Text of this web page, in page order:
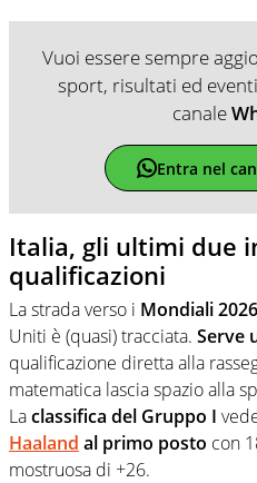
Vuoi essere sempre
sport, risultati ed
canale
Entra nel
Italia, gli ultimi due
qualificazioni
La strada verso i Mondiali 2026
Uniti è (quasi) tracciata. Serve
qualificazione diretta alla
matematica lascia spazio alla
Laclassifica del Gruppo I
Haaland al primo posto con
mostruosa di +26.